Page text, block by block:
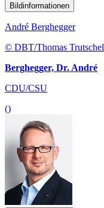
Bildinformationen
André Berghegger
© DBT/Thomas Trutschel
Berghegger, Dr. André
CDU/CSU
()